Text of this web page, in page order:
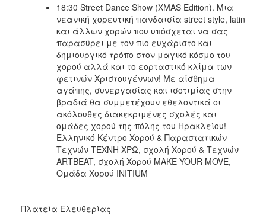
18:30 Street Dance Show (XMAS Edition). Μια
νεανική χορευτική πανδαισία street style, latin
και άλλων χορών που υπόσχεται να σας
παρασύρει με τον πιο ευχάριστο και
δημιουργικό τρόπο στον μαγικό κόσμο του
χορού αλλά και το εορταστικό κλίμα των
φετινών Χριστουγέννων! Με αίσθημα
αγάπης, συνεργασίας και ισοτιμίας στην
βραδιά θα συμμετέχουν εθελοντικά οι
ακόλουθες διακεκριμένες σχολές και
ομάδες χορού της πόλης του Ηρακλείου!
Ελληνικό Κέντρο Χορού & Παραστατικών
Τεχνών ΤΕΧΝΗ ΧΡΩ, σχολή Χορού & Τεχνών
ARTBEAT, σχολή Χορού MAKE YOUR MOVE,
Ομάδα Χορού INITIUM
Πλατεία Ελευθερίας